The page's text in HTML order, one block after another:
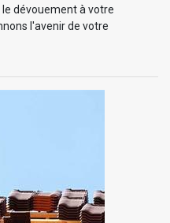
dévouement à votre
l'avenir de votre